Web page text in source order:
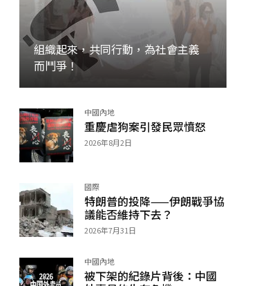
組織起來，共同行動，為社會主義
而鬥爭！
加入 中國內地
重慶虐狗案引發民眾憤怒
2026年8月2日
國際
特朗普的投降——伊朗戰爭協
議能否維持下去？
2026年7月31日
中國內地
被下架的紀錄片背後：中國